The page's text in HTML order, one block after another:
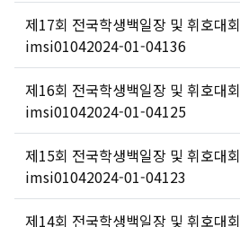
제17회 전국학생백일장 및 휘호대회
imsi01042024-01-04136
제16회 전국학생백일장 및 휘호대회
imsi01042024-01-04125
제15회 전국학생백일장 및 휘호대회
imsi01042024-01-04123
제14회 전국학생백일장 및 휘호대회